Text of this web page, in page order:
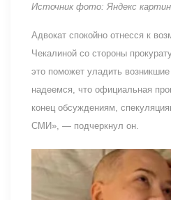
Источник фото: Яндекс
Адвокат спокойно отнесся к
Чекалиной со стороны
это поможет уладить
надеемся, что официальная
конец обсуждениям,
СМИ», — подчеркнул он.